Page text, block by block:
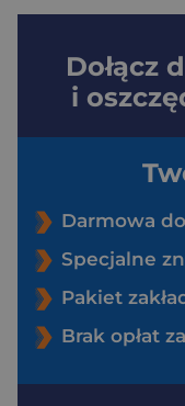
Dołącz
i
Darmowa
Specjalne
Pakiet
Brak opłat